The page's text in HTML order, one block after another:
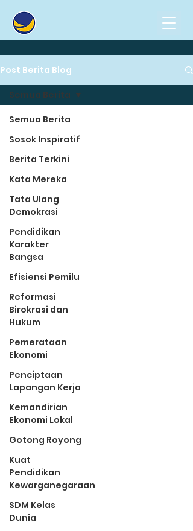
Post Berita Blog
Semua Berita
Sosok Inspiratif
Berita Terkini
Kata Mereka
Tata Ulang
Demokrasi
Pendidikan
Karakter
Bangsa
Efisiensi Pemilu
Reformasi
Birokrasi dan
Hukum
Pemerataan
Ekonomi
Penciptaan
Lapangan Kerja
Kemandirian
Ekonomi Lokal
Gotong Royong
Kuat
Pendidikan
Kewarganegaraan
SDM Kelas
Dunia
Semua Berita